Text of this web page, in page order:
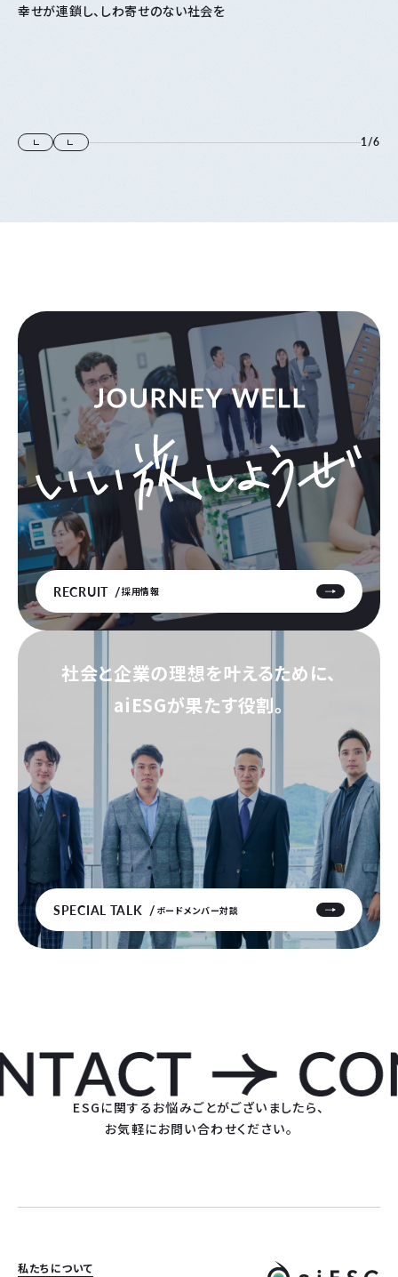
幸せが連鎖し、しわ寄せのない社会を
1/6
RECRUIT 採用情報
社会と企業の理想を叶えるために、
aiESGが果たす役割。
SPECIAL TALK ボードメンバー対談
ESGに関するお悩みごとがございましたら、
お気軽にお問い合わせください。
私たちについて